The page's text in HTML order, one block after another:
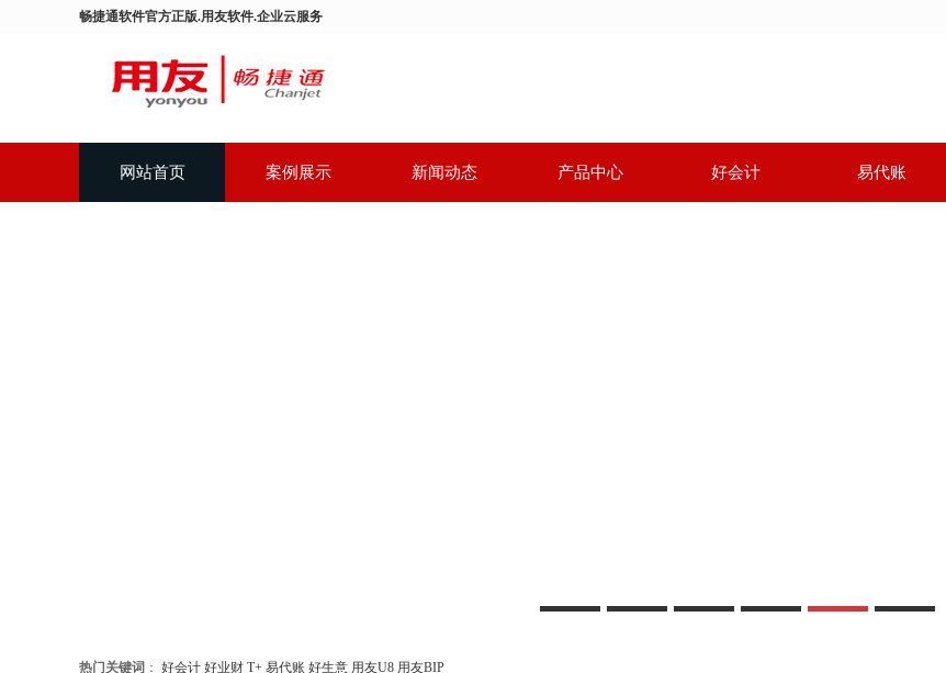
畅捷通软件官方正版.用友软件.企业云服务
网站首页 案例展示 新闻动态 产品中心 好会计 易代账
热门关键词 ： 好会计 好业财 T+ 易代账 好生意 用友U8 用友BIP